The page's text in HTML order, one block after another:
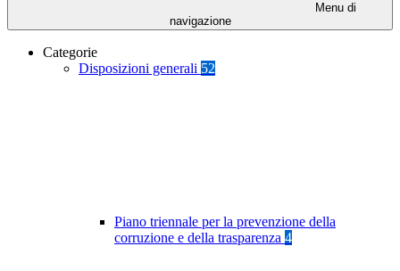
Menu di
navigazione
Categorie
Disposizioni generali 52
Piano triennale per la prevenzione della
corruzione e della trasparenza 4